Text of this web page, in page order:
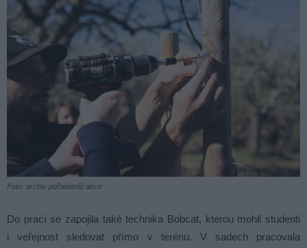
Foto: archiv pořadatelů akce
Do prací se zapojila také technika Bobcat, kterou mohli studenti
i veřejnost sledovat přímo v terénu. V sadech pracovala